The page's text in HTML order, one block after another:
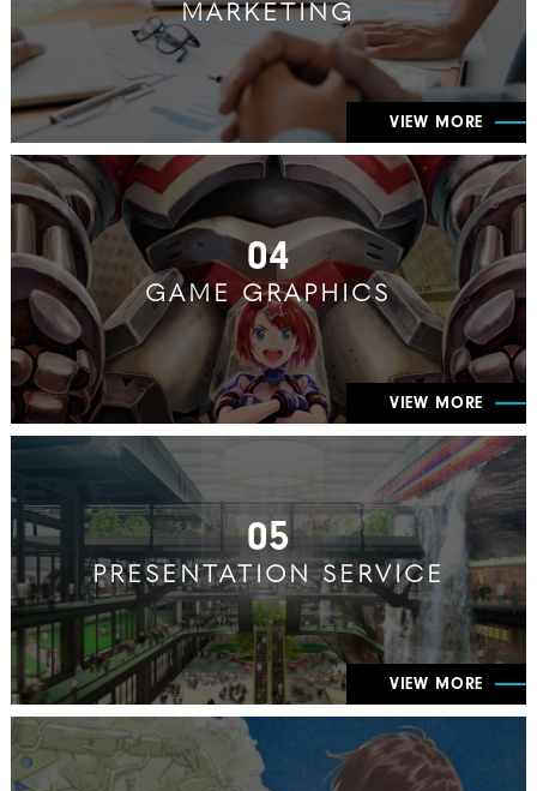
MARKETING
VIEW MORE
04
GAME GRAPHICS
VIEW MORE
05
PRESENTATION SERVICE
VIEW MORE